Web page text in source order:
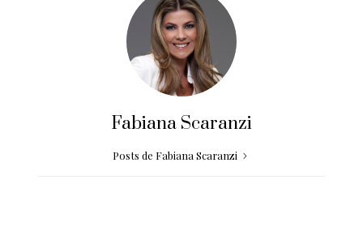
Fabiana Scaranzi
Posts de Fabiana Scaranzi